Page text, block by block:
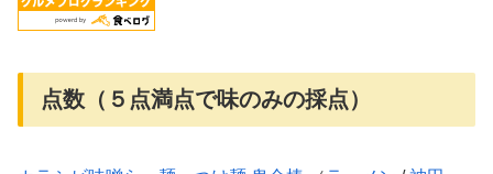
点数（５点満点で味のみの採点）